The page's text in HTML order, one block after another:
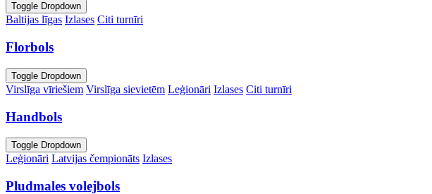
Toggle Dropdown
Baltijas līgas Izlases Citi turnīri
Florbols
Toggle Dropdown
Virslīga vīriešiem Virslīga sievietēm Leģionāri Izlases Citi turnīri
Handbols
Toggle Dropdown
Leģionāri Latvijas čempionāts Izlases
Pludmales volejbols